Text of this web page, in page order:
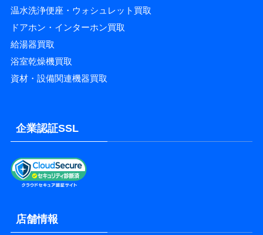
温水洗浄便座・ウォシュレット買取
ドアホン・インターホン買取
給湯器買取
浴室乾燥機買取
資材・設備関連機器買取
企業認証SSL
店舗情報